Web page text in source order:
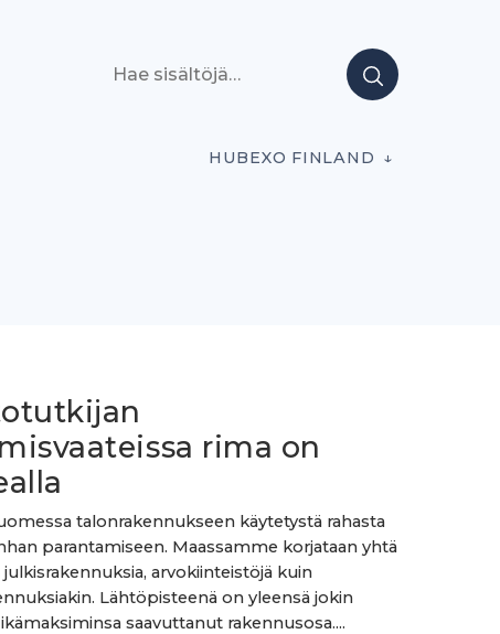
HUBEXO FINLAND
rima on
talonrakennukseen käytetystä rahasta
parantamiseen. Maassamme korjataan yhtä
julkisrakennuksia, arvokiinteistöjä kuin
Lähtöpisteenä on yleensä jokin
saavuttanut rakennusosa....